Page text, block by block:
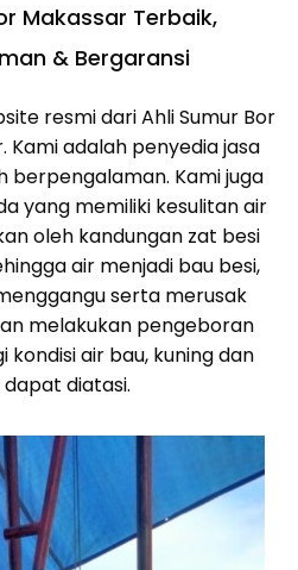
Makassar Terbaik,
& Bergaransi
resmi dari Ahli Sumur Bor
Kami adalah penyedia jasa
berpengalaman. Kami juga
yang memiliki kesulitan air
oleh kandungan zat besi
air menjadi bau besi,
serta merusak
melakukan pengeboran
kondisi air bau, kuning dan
dapat diatasi.